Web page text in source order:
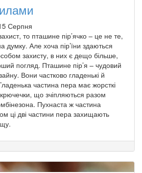
Серпня
то пташине пір’ячко – це не те,
Але хоча пір’їни здаються
захисту, в них є дещо більше,
погляд. Пташине пір’я – чудовий
Вони частково гладенькі й
частина пера має жорсткі
що зчіпляються разом
Пухнаста ж частина
ці дві частини пера захищають